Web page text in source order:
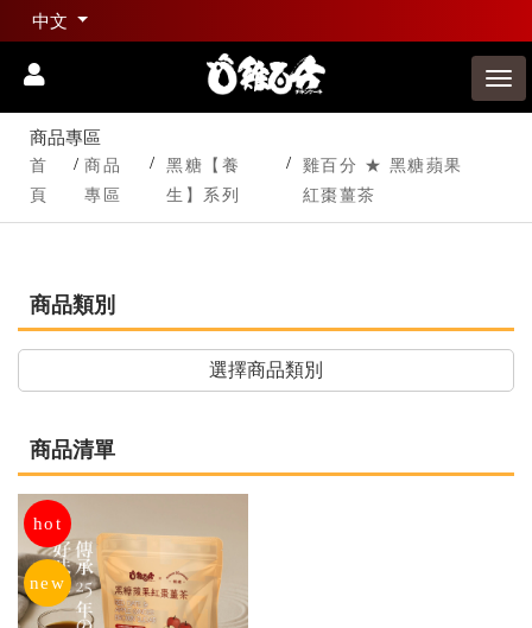
中文
商品專區
首
頁
商品
專區
黑糖【養
生】系列
雞百分 ★ 黑糖蘋果
紅棗薑茶
商品類別
選擇商品類別
商品清單
hot
new